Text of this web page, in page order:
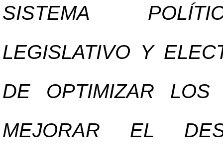
SISTEMA
LEGISLATIVO Y
DE OPTIMIZAR LOS
MEJORAR EL